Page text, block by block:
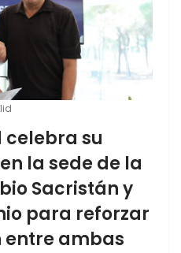
celebra su
la sede de la
Sacristán y
para reforzar
ambas